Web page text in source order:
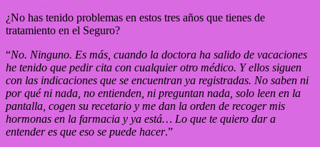
¿No has tenido problemas en estos tres años que tienes de
tratamiento en el Seguro?
“No. Ninguno. Es más, cuando la doctora ha salido de vacaciones
he tenido que pedir cita con cualquier otro médico. Y ellos siguen
con las indicaciones que se encuentran ya registradas. No saben ni
por qué ni nada, no entienden, ni preguntan nada, solo leen en la
pantalla, cogen su recetario y me dan la orden de recoger mis
hormonas en la farmacia y ya está… Lo que te quiero dar a
entender es que eso se puede hacer.”